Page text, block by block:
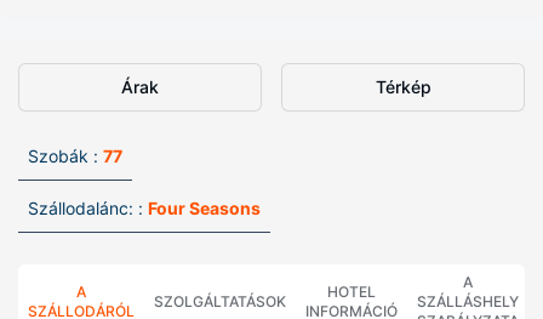
Árak Térkép
Szobák : 77
Szállodalánc: : Four Seasons
A
SZÁLLODÁRÓL
SZOLGÁLTATÁSOK
HOTEL
INFORMÁCIÓ
A
SZÁLLÁSHELY